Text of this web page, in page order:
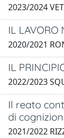
2023/2024
IL LAVORO
2020/2021
IL
2022/2023
Il reato
di
2021/2022